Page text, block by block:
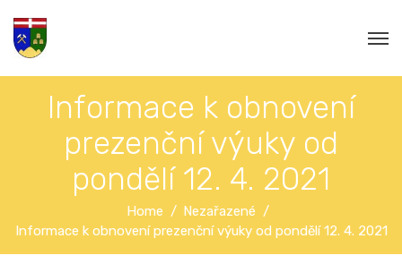
Informace k obnovení
prezenční výuky od
pondělí 12. 4. 2021
Home
Nezařazené
Informace k obnovení prezenční výuky od pondělí 12. 4. 2021